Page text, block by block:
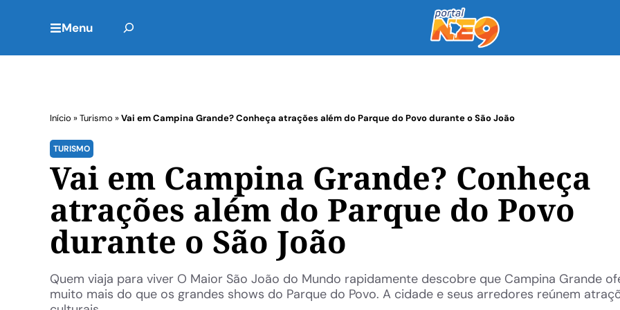
Menu
Início »Turismo »Vai em Campina Grande? Conheça atrações além do Parque do Povo durante o São João
TURISMO
Vai em Campina Grande? Conheça
atrações além do Parque do Povo
durante o São João
Quem viaja para viver O Maior São João do Mundo rapidamente descobre que Campina Grande
muito mais do que os grandes shows do Parque do Povo. A cidade e seus arredores reúnem